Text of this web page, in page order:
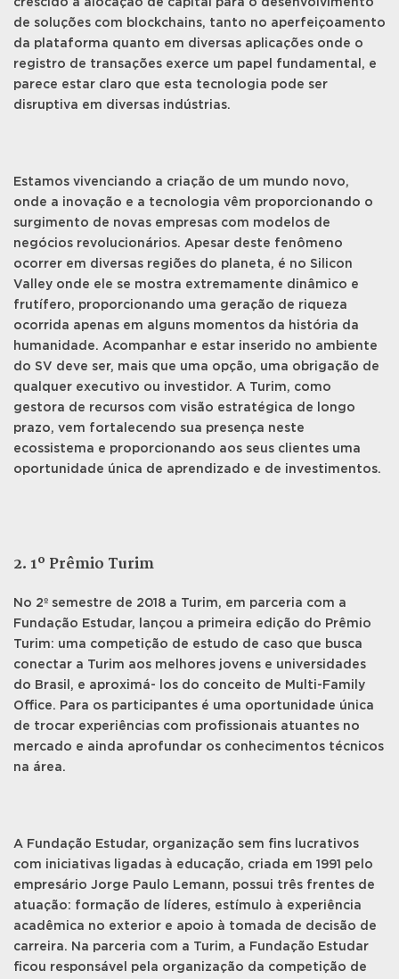
crescido a alocação de capital para o desenvolvimento
de soluções com blockchains, tanto no aperfeiçoamento
da plataforma quanto em diversas aplicações onde o
registro de transações exerce um papel fundamental, e
parece estar claro que esta tecnologia pode ser
disruptiva em diversas indústrias.
Estamos vivenciando a criação de um mundo novo,
onde a inovação e a tecnologia vêm proporcionando o
surgimento de novas empresas com modelos de
negócios revolucionários. Apesar deste fenômeno
ocorrer em diversas regiões do planeta, é no Silicon
Valley onde ele se mostra extremamente dinâmico e
frutífero, proporcionando uma geração de riqueza
ocorrida apenas em alguns momentos da história da
humanidade. Acompanhar e estar inserido no ambiente
do SV deve ser, mais que uma opção, uma obrigação de
qualquer executivo ou investidor. A Turim, como
gestora de recursos com visão estratégica de longo
prazo, vem fortalecendo sua presença neste
ecossistema e proporcionando aos seus clientes uma
oportunidade única de aprendizado e de investimentos.
2. 1º Prêmio Turim
No 2º semestre de 2018 a Turim, em parceria com a
Fundação Estudar, lançou a primeira edição do Prêmio
Turim: uma competição de estudo de caso que busca
conectar a Turim aos melhores jovens e universidades
do Brasil, e aproximá- los do conceito de Multi-Family
Office. Para os participantes é uma oportunidade única
de trocar experiências com profissionais atuantes no
mercado e ainda aprofundar os conhecimentos técnicos
na área.
A Fundação Estudar, organização sem fins lucrativos
com iniciativas ligadas à educação, criada em 1991 pelo
empresário Jorge Paulo Lemann, possui três frentes de
atuação: formação de líderes, estímulo à experiência
acadêmica no exterior e apoio à tomada de decisão de
carreira. Na parceria com a Turim, a Fundação Estudar
ficou responsável pela organização da competição de